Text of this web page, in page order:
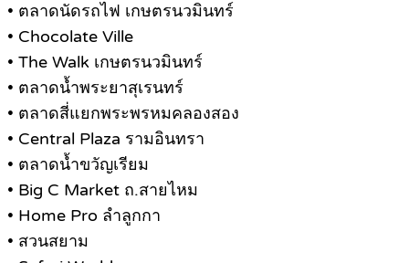
• ตลาดนัดรถไฟ เกษตรนวมินทร์
• Chocolate Ville
• The Walk เกษตรนวมินทร์
• ตลาดน้ำพระยาสุเรนทร์
• ตลาดสี่แยกพระพรหมคลองสอง
• Central Plaza รามอินทรา
• ตลาดน้ำขวัญเรียม
• Big C Market ถ.สายไหม
• Home Pro ลำลูกกา
• สวนสยาม